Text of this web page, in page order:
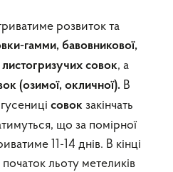
розвиток та
гамми, бавовникової,
листогризучих совок, а
(озимої, окличної). В
совок закінчать
що за помірної
11-14 днів. В кінці
льоту метеликів